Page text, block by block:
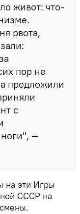
живот: что-
рвота,
пор не
предложили
с
ноги", —
на эти Игры
СССР на